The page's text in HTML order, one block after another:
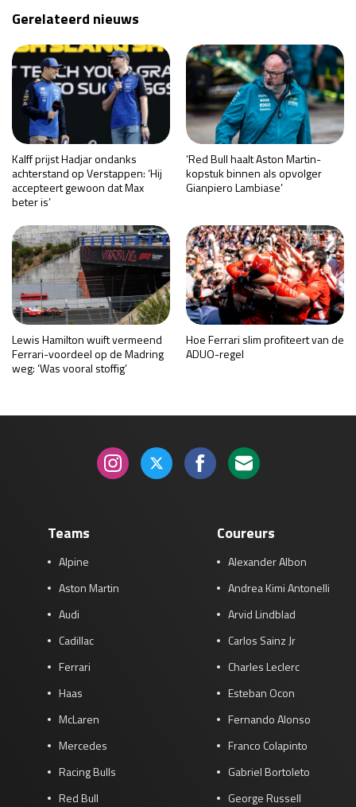
Gerelateerd nieuws
Kalff prijst Hadjar ondanks
achterstand op Verstappen: ‘Hij
accepteert gewoon dat Max
beter is’
‘Red Bull haalt Aston Martin-
kopstuk binnen als opvolger
Gianpiero Lambiase’
Lewis Hamilton wuift vermeend
Ferrari-voordeel op de Madring
weg: ‘Was vooral stoffig’
Hoe Ferrari slim profiteert van de
ADUO-regel
Teams
Alpine
Aston Martin
Audi
Cadillac
Ferrari
Haas
McLaren
Mercedes
Racing Bulls
Red Bull
Coureurs
Alexander Albon
Andrea Kimi Antonelli
Arvid Lindblad
Carlos Sainz Jr
Charles Leclerc
Esteban Ocon
Fernando Alonso
Franco Colapinto
Gabriel Bortoleto
George Russell